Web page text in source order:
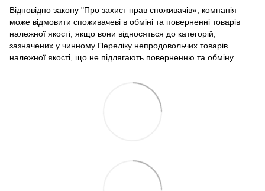
Відповідно закону "Про захист прав споживачів» , компанія
може відмовити споживачеві в обміні та поверненні товарів
належної якості, якщо вони відносяться до категорій,
зазначених у чинному Переліку непродовольчих товарів
належної якості, що не підлягають поверненню та обміну.